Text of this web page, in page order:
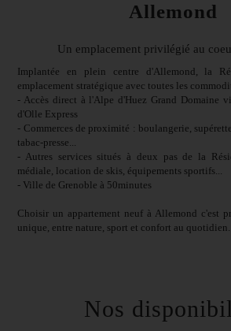
Allemond
Un emplacement privilégié au
Implantée en plein centre d'Allemond, la
emplacement stratégique avec toutes les
- Accès direct à l'Alpe d'Huez Grand Domaine
d'Olle Express
- Commerces de proximité : boulangerie,
tabac-presse...
- Autres services situés à deux pas de la
médiale, location de skis, équipements sportifs...
- Ville de Grenoble à 50minutes
Choisir un appartement neuf à Allemond c'est
unique, entre nature, sport et confort au quotidien.
Nos